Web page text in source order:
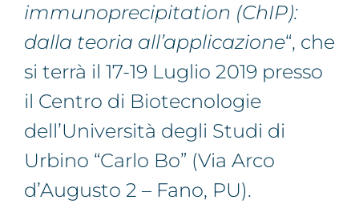
immunoprecipitation (ChIP):
dalla teoria all’applicazione“, che
si terrà il 17-19 Luglio 2019 presso
il Centro di Biotecnologie
dell’Università degli Studi di
Urbino “Carlo Bo” (Via Arco
d’Augusto 2 – Fano, PU).